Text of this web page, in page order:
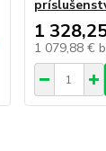
1
1 079,88 €